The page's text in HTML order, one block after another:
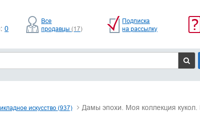
0
Все
продавцы (17)
Подписка
на рассылку
искусство (937) Дамы эпохи. Моя коллекция